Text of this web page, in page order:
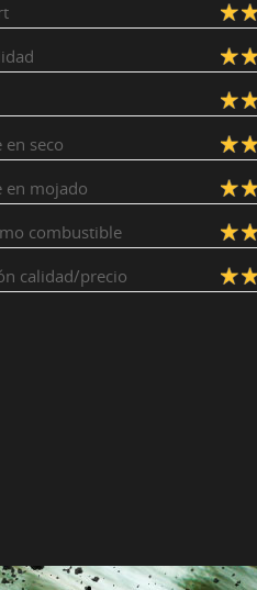
en seco
en mojado
combustible
calidad/precio